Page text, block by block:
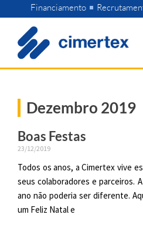
to
content
Financiamento
Dezembro 2019
Boas Festas
23/12/2019
Todos os anos, a Cimertex vive
seus colaboradores e parceiros.
ano não poderia ser diferente.
um Feliz Natal e